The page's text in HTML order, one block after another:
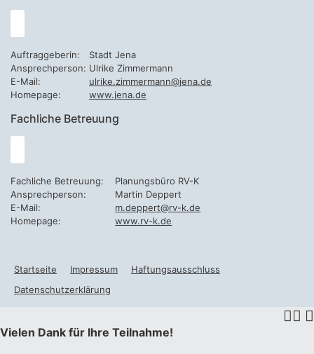
Auftraggeberin:
Stadt Jena
Ansprechperson: Ulrike Zimmermann
E-Mail:
ulrike.zimmermann@jena.de
Homepage:
www.jena.de
Fachliche Betreuung
Fachliche Betreuung:
Planungsbüro RV-K
Ansprechperson:
Martin Deppert
E-Mail:
m.deppert@rv-k.de
Homepage:
www.rv-k.de
Startseite Impressum
Haftungsausschluss
Datenschutzerklärung
Vielen Dank für Ihre Teilnahme!